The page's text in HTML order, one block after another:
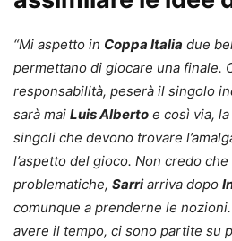
“Mi aspetto in Coppa Italia due
permettano di giocare una finale.
responsabilità, peserà il singolo
sarà mai Luis Alberto e così via,
singoli che devono trovare
l’aspetto del gioco. Non credo
problematiche, Sarriarriva dopo
comunque a prenderne le
avere il tempo, ci sono partite su